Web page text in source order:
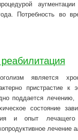
Потребность во
является
пристрастие
поддается лечению,
состояние
и опыт лечащего
лечение